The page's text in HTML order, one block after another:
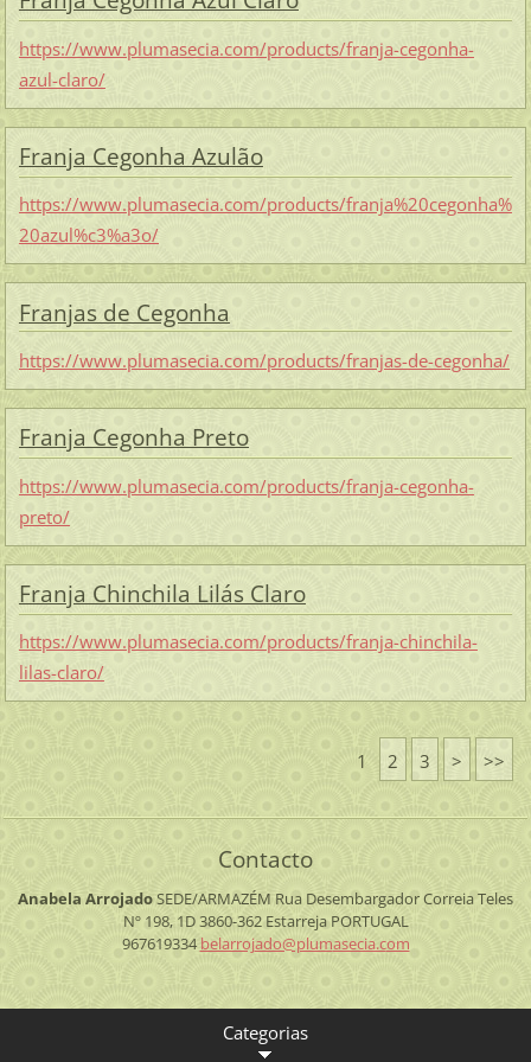
https://www.plumasecia.com/products/franja-cegonha-
azul-claro/
Franja Cegonha Azulão
https://www.plumasecia.com/products/franja%20cegonha%
20azul%c3%a3o/
Franjas de Cegonha
https://www.plumasecia.com/products/franjas-de-cegonha/
Franja Cegonha Preto
https://www.plumasecia.com/products/franja-cegonha-
preto/
Franja Chinchila Lilás Claro
https://www.plumasecia.com/products/franja-chinchila-
lilas-claro/
1 2 3 > >>
Contacto
Anabela ArrojadoSEDE/ARMAZÉM Rua Desembargador Correia Teles
Nº 198, 1D3860-362 EstarrejaPORTUGAL
967619334belarrojado@plumasecia.com
Categorias